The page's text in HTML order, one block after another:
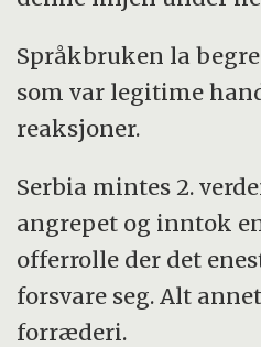
Språkbruken la
som var legitime
reaksjoner.
Serbia mintes 2.
angrepet og inntok
offerrolle der det
forsvare seg. Alt
forræderi.